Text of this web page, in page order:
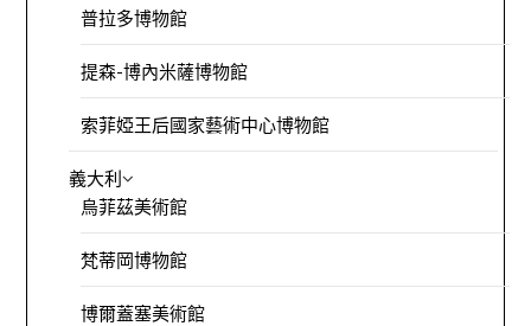
普拉多博物館
提森-博內米薩博物館
索菲婭王后國家藝術中心博物館
義大利
烏菲茲美術館
梵蒂岡博物館
博爾蓋塞美術館